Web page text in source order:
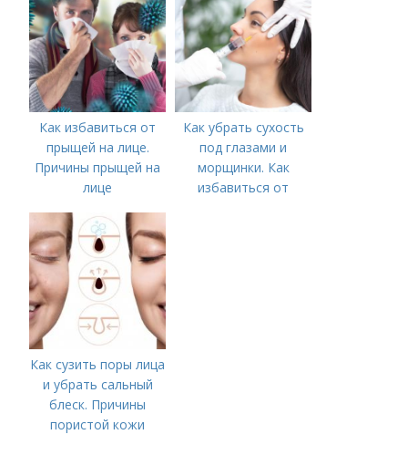
рубцов и шрамов
постакне
Как избавиться от
прыщей на лице.
Причины прыщей на
лице
Как убрать сухость
под глазами и
морщинки. Как
избавиться от
Как сузить поры лица
и убрать сальный
блеск. Причины
пористой кожи